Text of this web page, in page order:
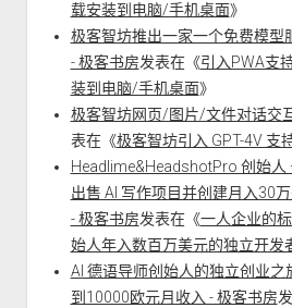
载安装到电脑/手机桌面》
极客智坊推出一家一个免费模型
- 极客书房发表在《引入PWA支
装到电脑/手机桌面》
极客智坊网页/图片/文件对话交
表在《极客智坊引入 GPT-4V 支
Headlime&HeadshotPro 创始
出售 AI 写作项目并创建月入30
- 极客书房发表在《一人企业的
始人年入数百万美元的独立开发
AI 德语导师创始人的独立创业
到10000欧元月收入 - 极客书房